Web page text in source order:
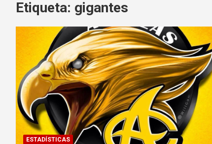
Etiqueta: gigantes
ESTADÍSTICAS